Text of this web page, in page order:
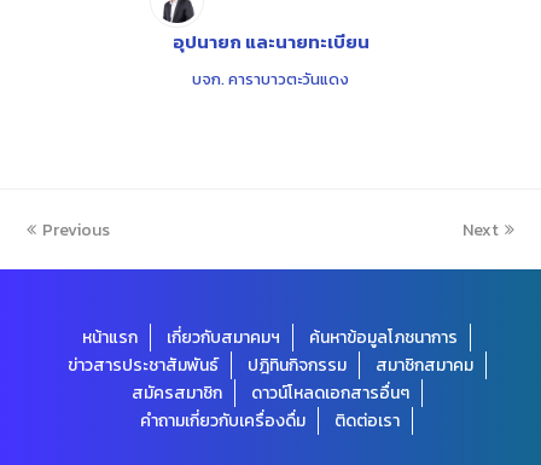
อุปนายก และนายทะเบียน
บจก. คาราบาวตะวันแดง
Previous Next
หน้าแรก เกี่ยวกับสมาคมฯ
ค้นหาข้อมูลโภชนาการ
ข่าวสารประชาสัมพันธ์
ปฎิทินกิจกรรม
สมาชิกสมาคม
สมัครสมาชิก
ดาวน์โหลดเอกสารอื่นๆ
คำถามเกี่ยวกับเครื่องดื่ม
ติดต่อเรา